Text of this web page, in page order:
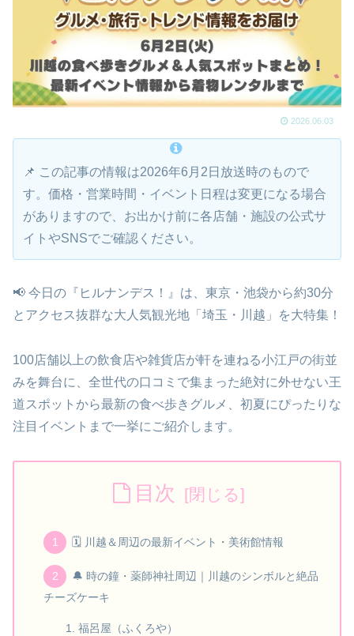
2026.06.03
📌 この記事の情報は2026年6月2日放送時のもので
す。価格・営業時間・イベント日程は変更になる場合
がありますので、お出かけ前に各店舗・施設の公式サ
イトやSNSでご確認ください。
📢 今日の『ヒルナンデス！』は、東京・池袋から約30分
とアクセス抜群な大人気観光地「埼玉・川越」を大特集！
100店舗以上の飲食店や雑貨店が軒を連ねる小江戸の街並
みを舞台に、全世代の口コミで集まった絶対に外せない王
道スポットから最新の食べ歩きグルメ、初夏にぴったりな
注目イベントまで一挙にご紹介します。
目次
🗓️ 川越＆周辺の最新イベント・美術館情報
🔔 時の鐘・薬師神社周辺｜川越のシンボルと絶品
チーズケーキ
福呂屋（ふくろや）